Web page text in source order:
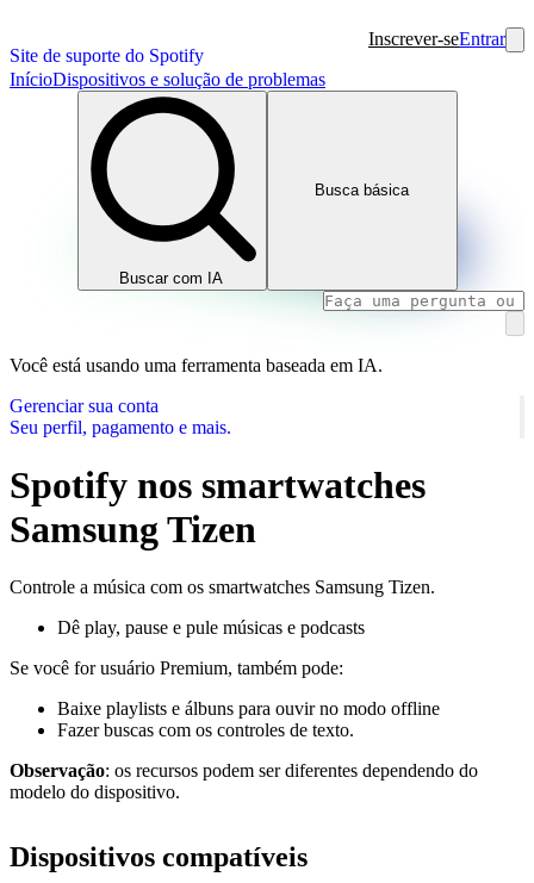
Site de suporte do Spotify
Inscrever-seEntrar
InícioDispositivos e solução de problemas
Buscar com IA
Busca básica
Você está usando uma ferramenta baseada em IA.
Gerenciar sua conta
Seu perfil, pagamento e mais.
Spotify nos smartwatches
Samsung Tizen
Controle a música com os smartwatches Samsung Tizen.
Dê play, pause e pule músicas e podcasts
Se você for usuário Premium, também pode:
Baixe playlists e álbuns para ouvir no modo offline
Fazer buscas com os controles de texto.
Observação: os recursos podem ser diferentes dependendo do
modelo do dispositivo.
Dispositivos compatíveis